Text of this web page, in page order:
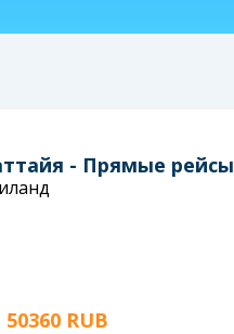
- Прямые рейсы
50360 RUB